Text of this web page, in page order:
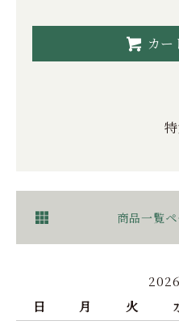
カー
商品一覧
日
月 火